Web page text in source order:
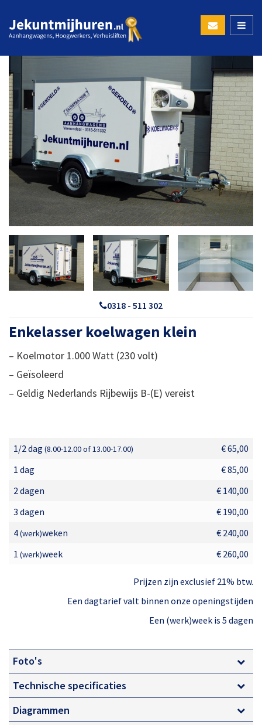
0318 - 511 302
Enkelasser koelwagen klein
– Koelmotor 1.000 Watt (230 volt)
– Geïsoleerd
– Geldig Nederlands Rijbewijs B-(E) vereist
1/2 dag (8.00-12.00 of 13.00-17.00)
€ 65,00
1 dag
€ 85,00
2 dagen
€ 140,00
3 dagen
€ 190,00
4(werk)weken
€ 240,00
1 (werk)week € 260,00
Prijzen zijn exclusief 21% btw.
Een dagtarief valt binnen onze openingstijden
Een (werk)week is 5 dagen
Foto's
Technische specificaties
Diagrammen